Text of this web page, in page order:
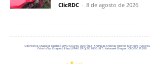
ClicRDC - 8 de agosto de 2026